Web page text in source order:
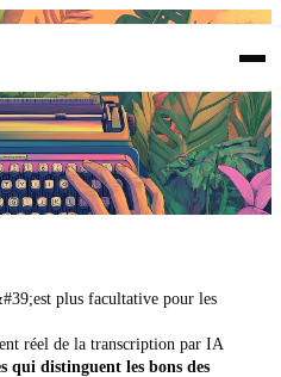
nous
plus facultative pour les
réel de la transcription par IA
qui distinguent les bons des